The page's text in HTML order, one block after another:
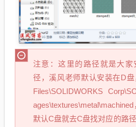
注意：这里的路径就是大家
径，溪风老师默认安装在D
Files\SOLIDWORKS
默认C盘就去C盘找对应的路